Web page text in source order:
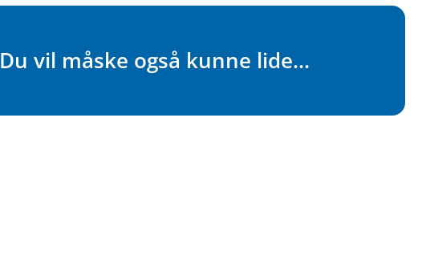
Du vil måske også kunne lide...